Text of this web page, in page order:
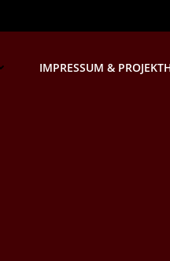
IMPRESSUM &